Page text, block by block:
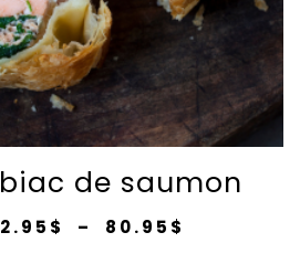
de saumon
$ – 80.95 $